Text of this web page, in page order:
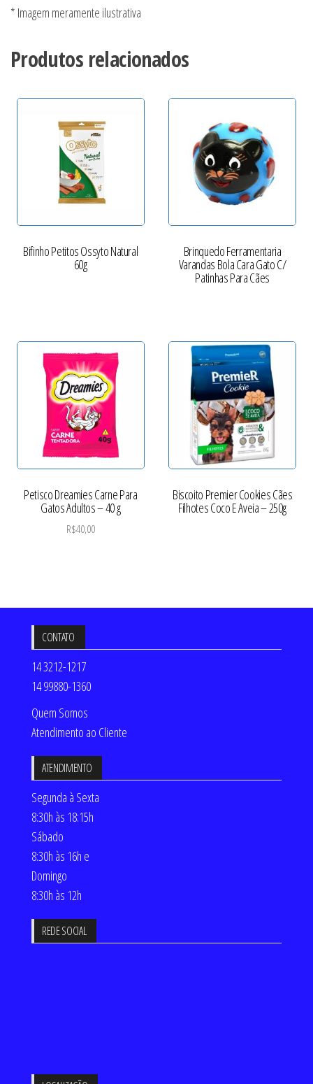
* Imagem meramente ilustrativa
Produtos relacionados
Bifinho Petitos Ossyto Natural
60g
Brinquedo Ferramentaria
Varandas Bola Cara Gato C/
Patinhas Para Cães
Petisco Dreamies Carne Para
Gatos Adultos – 40 g
R$40,00
Biscoito Premier Cookies Cães
Filhotes Coco E Aveia – 250g
CONTATO
14 3212-1217
14 99880-1360
Quem Somos
Atendimento ao Cliente
ATENDIMENTO
Segunda à Sexta
8:30h às 18:15h
Sábado
8:30h às 16h e
Domingo
8:30h às 12h
REDE SOCIAL